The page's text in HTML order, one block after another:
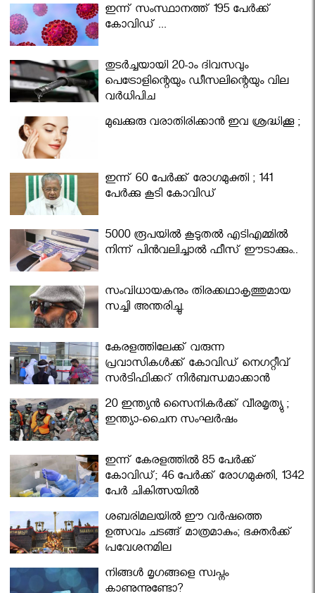
ഇന്ന് സംസ്ഥാനത്ത് 195 പേര്‍ക്ക്
കോവിഡ് ...
തുടർച്ചയായി 20-ാം ദിവസവും
പെട്രോളിന്റെയും ഡീസലിന്റെയും വില
വര്‍ധിപ്പിച്ചു
മുഖക്കുരു വരാതിരിക്കാന്‍ ഇവ ശ്രദ്ധിക്കൂ ;
ഇന്ന് 60 പേർക്ക് രോഗമുക്തി ; 141
പേര്‍ക്കു കൂടി കോവിഡ്
5000 രൂപയിൽ കൂടുതൽ എടിഎമ്മിൽ
നിന്ന് പിൻവലിച്ചാൽ ഫീസ് ഈടാക്കും..
സംവിധായകനും തിരക്കഥാകൃത്തുമായ
സച്ചി അന്തരിച്ചു.
കേരളത്തിലേക്ക് വരുന്ന
പ്രവാസികള്‍ക്ക് കോവിഡ് നെഗറ്റീവ്
സര്‍ട്ടിഫിക്കറ്റ് നിർബന്ധമാക്കാൻ
മന്ത്രിസഭ
20 ഇന്ത്യൻ സൈനികർക്ക് വീരമൃത്യു ;
ഇന്ത്യാ-ചൈന സംഘർഷം
ഇന്ന് കേരളത്തിൽ 85 പേർക്ക്
കോവിഡ്; 46 പേർക്ക് രോഗമുക്തി, 1342
പേർ ചികിത്സയിൽ
ശബരിമലയില്‍ ഈ വർഷത്തെ
ഉത്സവം ചടങ്ങ് മാത്രമാകും; ഭക്തർക്ക്
പ്രവേശനമില്ല
നിങ്ങള്‍ മൃഗങ്ങളെ സ്വപ്നം